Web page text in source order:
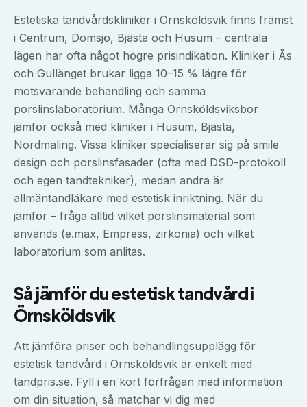
Estetiska tandvårdskliniker i Örnsköldsvik finns främst
i Centrum, Domsjö, Bjästa och Husum – centrala
lägen har ofta något högre prisindikation. Kliniker i Ås
och Gullänget brukar ligga 10–15 % lägre för
motsvarande behandling och samma
porslinslaboratorium. Många Örnsköldsviksbor
jämför också med kliniker i Husum, Bjästa,
Nordmaling. Vissa kliniker specialiserar sig på smile
design och porslinsfasader (ofta med DSD-protokoll
och egen tandtekniker), medan andra är
allmäntandläkare med estetisk inriktning. När du
jämför – fråga alltid vilket porslinsmaterial som
används (e.max, Empress, zirkonia) och vilket
laboratorium som anlitas.
Så jämför duestetisk tandvårdi
Örnsköldsvik
Att jämföra priser och behandlingsupplägg för
estetisk tandvård i Örnsköldsvik är enkelt med
tandpris.se. Fyll i en kort förfrågan med information
om din situation, så matchar vi dig med